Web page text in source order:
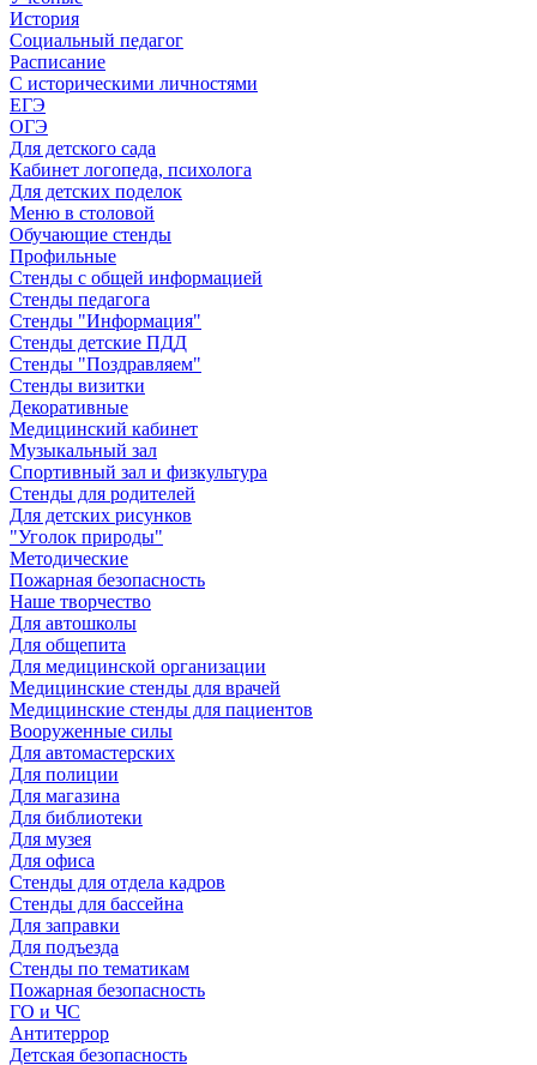
История
Социальный педагог
Расписание
С историческими личностями
ЕГЭ
ОГЭ
Для детского сада
Кабинет логопеда, психолога
Для детских поделок
Меню в столовой
Обучающие стенды
Профильные
Стенды с общей информацией
Стенды педагога
Стенды "Информация"
Стенды детские ПДД
Стенды "Поздравляем"
Стенды визитки
Декоративные
Медицинский кабинет
Музыкальный зал
Спортивный зал и физкультура
Стенды для родителей
Для детских рисунков
"Уголок природы"
Методические
Пожарная безопасность
Наше творчество
Для автошколы
Для общепита
Для медицинской организации
Медицинские стенды для врачей
Медицинские стенды для пациентов
Вооруженные силы
Для автомастерских
Для полиции
Для магазина
Для библиотеки
Для музея
Для офиса
Стенды для отдела кадров
Стенды для бассейна
Для заправки
Для подъезда
Стенды по тематикам
Пожарная безопасность
ГО и ЧС
Антитеррор
Детская безопасность